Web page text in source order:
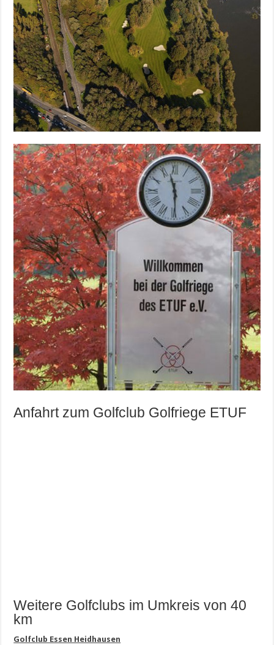
Anfahrt zum Golfclub Golfriege ETUF
Weitere Golfclubs im Umkreis von 40
km
Golfclub Essen Heidhausen